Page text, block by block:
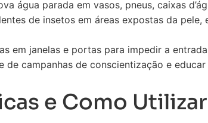
água parada em vasos, pneus, caixas
de insetos em áreas expostas da pele,
em janelas e portas para impedir a
de campanhas de conscientização e
e Como